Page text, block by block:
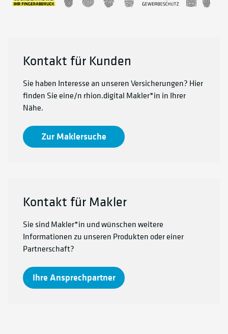
Kontakt für Kunden
Sie haben Interesse an unseren Versicherungen? Hier
finden Sie eine/n rhion.digital Makler*in in Ihrer
Nähe.
Zur Maklersuche
Kontakt für Makler
Sie sind Makler*in und wünschen weitere
Informationen zu unseren Produkten oder einer
Partnerschaft?
Ihre Ansprechpartner